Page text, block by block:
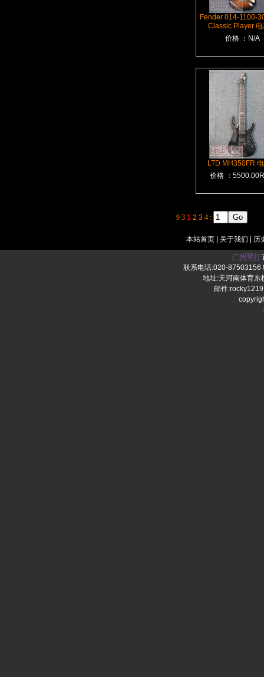
Fender 014-1100-
Classic Player
价格 ：N/A
LTD MH350FR
价格 ：
9 3 1 2 3 4 :
本站首页| 关于我们 历
广州琴行
联系电话:020-
地址:天河南体育东
邮件